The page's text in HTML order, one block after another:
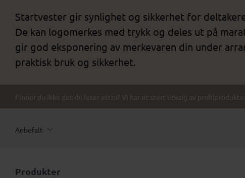
Startvester gir synlighet og sikkerhet for
De kan logomerkes med trykk og deles ut på
gir god eksponering av merkevaren din under
praktisk bruk og sikkerhet.
Finner du ikke det du leter etter? Vi har et stort utvalg av
Anbefalt
Produkter